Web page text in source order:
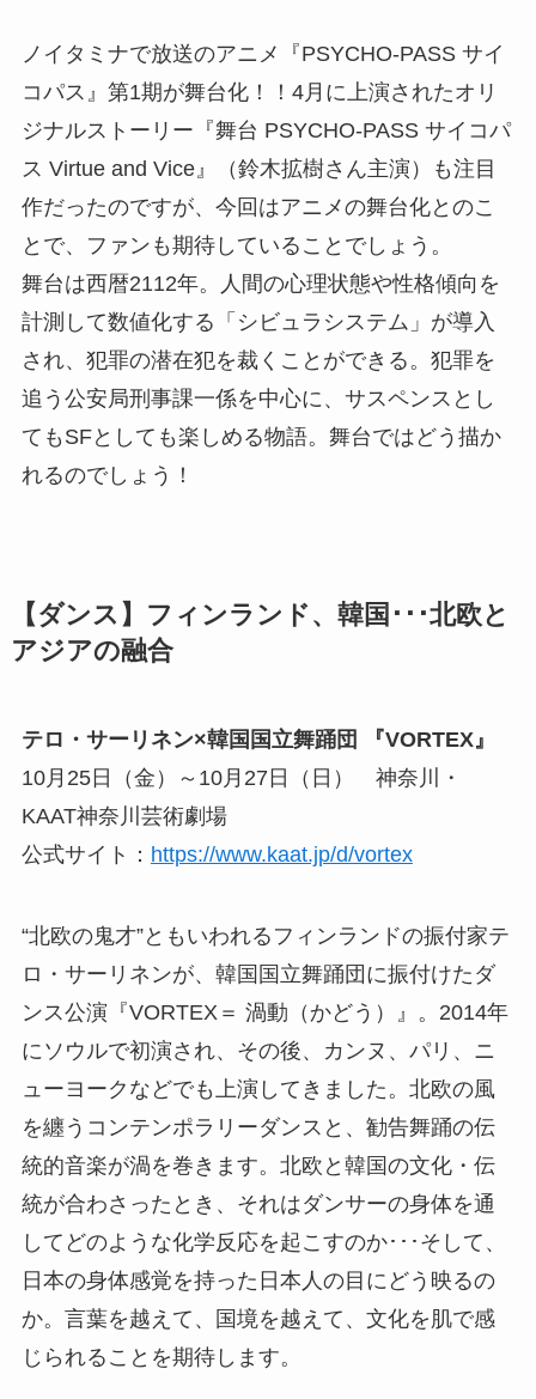
ノイタミナで放送のアニメ『PSYCHO-PASS サイ
コパス』第1期が舞台化！！4月に上演されたオリ
ジナルストーリー『舞台 PSYCHO-PASS サイコパ
ス Virtue and Vice』（鈴木拡樹さん主演）も注目
作だったのですが、今回はアニメの舞台化とのこ
とで、ファンも期待していることでしょう。
舞台は西暦2112年。人間の心理状態や性格傾向を
計測して数値化する「シビュラシステム」が導入
され、犯罪の潜在犯を裁くことができる。犯罪を
追う公安局刑事課一係を中心に、サスペンスとし
てもSFとしても楽しめる物語。舞台ではどう描か
れるのでしょう！
【ダンス】フィンランド、韓国･･･北欧と
アジアの融合
テロ・サーリネン×韓国国立舞踊団 『VORTEX』
10月25日（金）～10月27日（日） 神奈川・
KAAT神奈川芸術劇場
公式サイト： https://www.kaat.jp/d/vortex
“北欧の鬼才”ともいわれるフィンランドの振付家テ
ロ・サーリネンが、韓国国立舞踊団に振付けたダ
ンス公演『VORTEX＝ 渦動（かどう）』。2014年
にソウルで初演され、その後、カンヌ、パリ、ニ
ューヨークなどでも上演してきました。北欧の風
を纏うコンテンポラリーダンスと、勧告舞踊の伝
統的音楽が渦を巻きます。北欧と韓国の文化・伝
統が合わさったとき、それはダンサーの身体を通
してどのような化学反応を起こすのか･･･そして、
日本の身体感覚を持った日本人の目にどう映るの
か。言葉を越えて、国境を越えて、文化を肌で感
じられることを期待します。